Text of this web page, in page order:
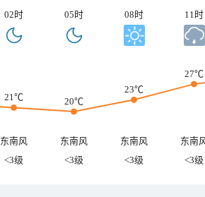
02时 05时 08时 11时
21℃ 20℃
23℃
27℃
东南风 东南风 东南风
东南
<3级 <3级 <3级 <3级